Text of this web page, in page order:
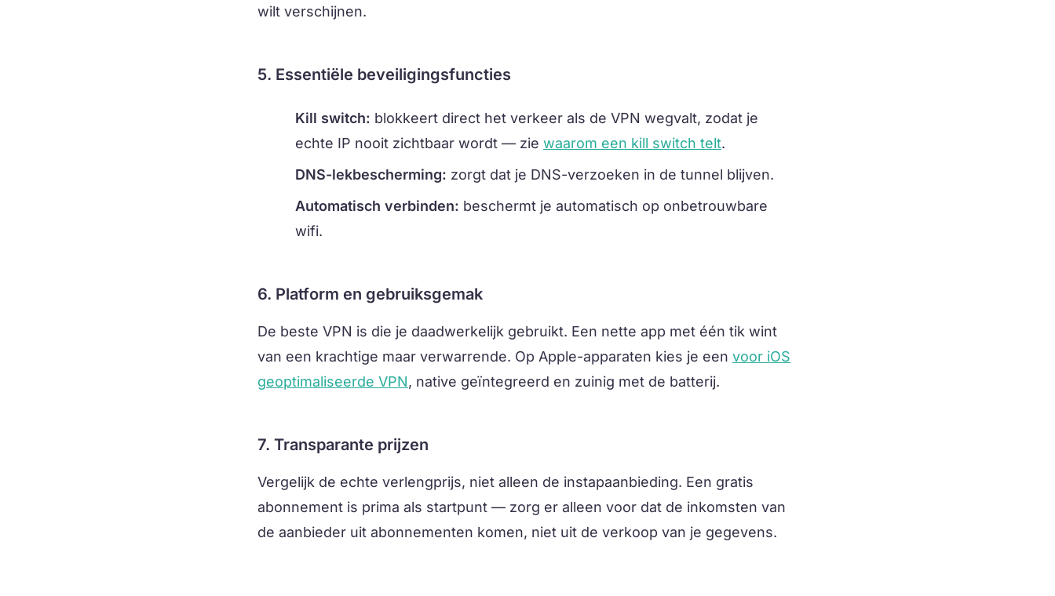
wilt verschijnen.
5. Essentiële beveiligingsfuncties
Kill switch: blokkeert direct het verkeer als de VPN wegvalt, zodat je
echte IP nooit zichtbaar wordt — zie waarom een kill switch telt.
DNS-lekbescherming: zorgt dat je DNS-verzoeken in de tunnel blijven.
Automatisch verbinden: beschermt je automatisch op onbetrouwbare
wifi.
6. Platform en gebruiksgemak
De beste VPN is die je daadwerkelijk gebruikt. Een nette app met één tik wint
van een krachtige maar verwarrende. Op Apple-apparaten kies je een voor iOS
geoptimaliseerde VPN, native geïntegreerd en zuinig met de batterij.
7. Transparante prijzen
Vergelijk de echte verlengprijs, niet alleen de instapaanbieding. Een gratis
abonnement is prima als startpunt — zorg er alleen voor dat de inkomsten van
de aanbieder uit abonnementen komen, niet uit de verkoop van je gegevens.